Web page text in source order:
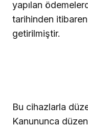
yapılan
tarihinden
getirilmiştir.
Bu cihazlarla
Kanununca